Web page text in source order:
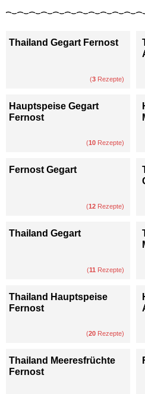
Thailand Gegart Fernost
(3 Rezepte)
Hauptspeise Gegart
Fernost
(10 Rezepte)
Fernost Gegart
(12 Rezepte)
Thailand Gegart
(11 Rezepte)
Thailand Hauptspeise
Fernost
(20 Rezepte)
Thailand Meeresfrüchte
Fernost